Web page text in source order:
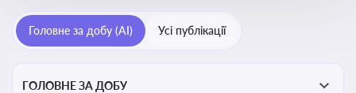
Головне за добу (AI) Усі публікації
ГОЛОВНЕ ЗА ДОБУ